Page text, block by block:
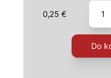
0,25 €
Zátka
Do